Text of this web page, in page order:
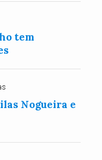
tem
Nogueira e